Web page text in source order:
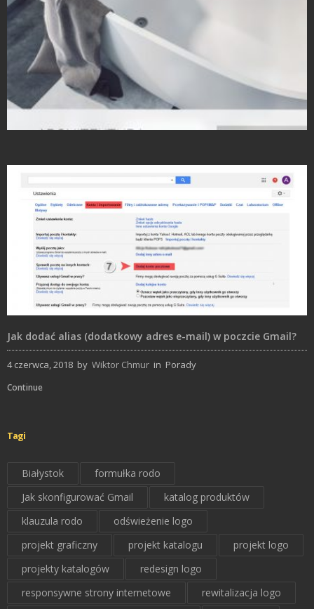
Jak dodać alias (dodatkowy adres e-mail) w poczcie Gmail?
4 czerwca, 2018 by Wiktor Chmur in Porady
Continue
Tagi
Białystok
formułka rodo
Jak skonfigurować Gmail
katalog produktów
klauzula rodo
odświeżenie logo
projekt graficzny
projekt katalogu
projekt logo
projekty katalogów
redesign logo
responsywne strony internetowe
rewitalizacja logo